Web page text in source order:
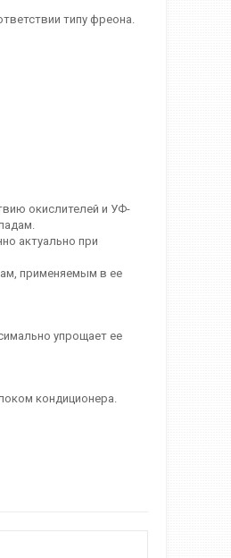
типу фреона.
окислителей и УФ-
актуально при
применяемым в ее
упрощает ее
кондиционера.